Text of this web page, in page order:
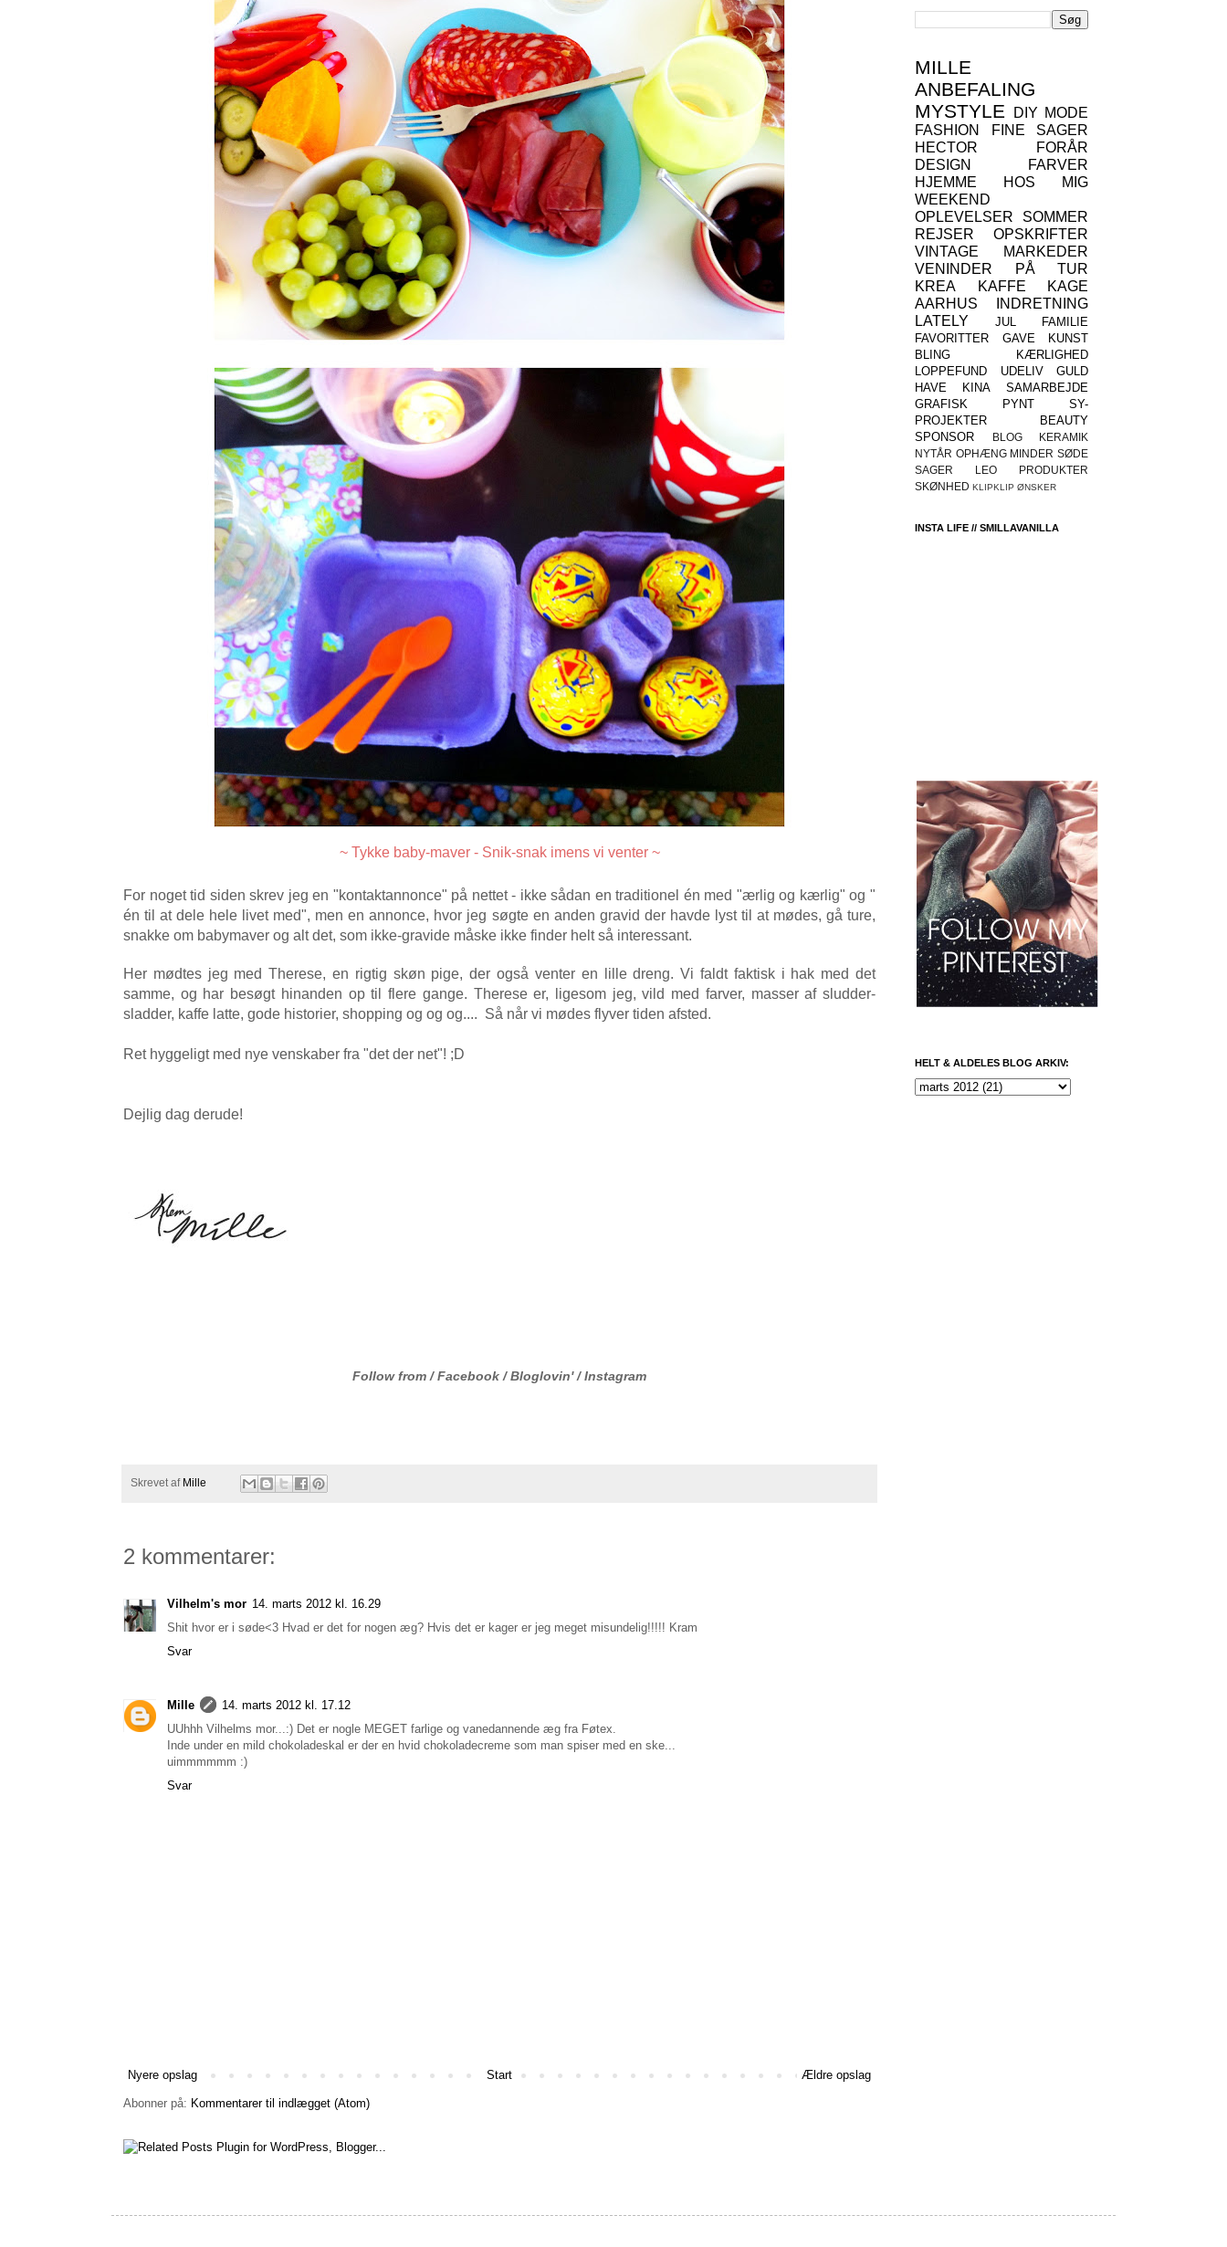
~ Tykke baby-maver - Snik-snak imens vi venter ~
For noget tid siden skrev jeg en "kontaktannonce" på nettet - ikke sådan en traditionel én med "ærlig og kærlig" og "
én til at dele hele livet med", men en annonce, hvor jeg søgte en anden gravid der havde lyst til at mødes, gå ture,
snakke om babymaver og alt det, som ikke-gravide måske ikke finder helt så interessant.
Her mødtes jeg med Therese, en rigtig skøn pige, der også venter en lille dreng. Vi faldt faktisk i hak med det
samme, og har besøgt hinanden op til flere gange. Therese er, ligesom jeg, vild med farver, masser af sludder-
sladder, kaffe latte, gode historier, shopping og og og.... Så når vi mødes flyver tiden afsted.
Ret hyggeligt med nye venskaber fra "det der net"! ;D
Dejlig dag derude!
Follow from /Facebook/Bloglovin' /Instagram
Skrevet af Mille
2 kommentarer:
Vilhelm's mor 14. marts 2012 kl. 16.29
Shit hvor er i søde<3 Hvad er det for nogen æg? Hvis det er kager er jeg meget misundelig!!!!! Kram
Svar
Mille
14. marts 2012 kl. 17.12
UUhhh Vilhelms mor...:) Det er nogle MEGET farlige og vanedannende æg fra Føtex.
Inde under en mild chokoladeskal er der en hvid chokoladecreme som man spiser med en ske...
uimmmmmm :)
Svar
Nyere opslag Ældre opslag
Start
Abonner på: Kommentarer til indlægget (Atom)
MILLE
ANBEFALING
MYSTYLE
DIY MODE
FASHION
FINE SAGER
HECTOR
FORÅR
DESIGN
FARVER
HJEMME HOS MIG
WEEKEND
OPLEVELSER
SOMMER
REJSER
OPSKRIFTER
VINTAGE
MARKEDER
VENINDER
PÅ TUR
KREA
KAFFE
KAGE
AARHUS
INDRETNING
LATELY
JUL
FAMILIE
FAVORITTER
GAVE
KUNST
BLING
KÆRLIGHED
LOPPEFUND
UDELIV
GULD
HAVE
KINA
SAMARBEJDE
GRAFISK
PYNT
SY-
PROJEKTER
BEAUTY
SPONSOR
BLOG
KERAMIK
NYTÅR OPHÆNG MINDER SØDE
SAGER
LEO
PRODUKTER
SKØNHED KLIPKLIP ØNSKER
INSTA LIFE // SMILLAVANILLA
HELT & ALDELES BLOG ARKIV: